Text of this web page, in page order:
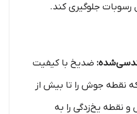
جلوگیری کند.
ضدیخ با کیفیت
نقطه جوش را تا بیش از
و نقطه یخ‌زدگی را به